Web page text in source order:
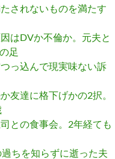
されないものを満たす
はDVか不倫か。元夫と
足
っ込んで現実味ない訴
友達に格下げかの2択。
との食事会。2年経ても
ちを知らずに逝った夫